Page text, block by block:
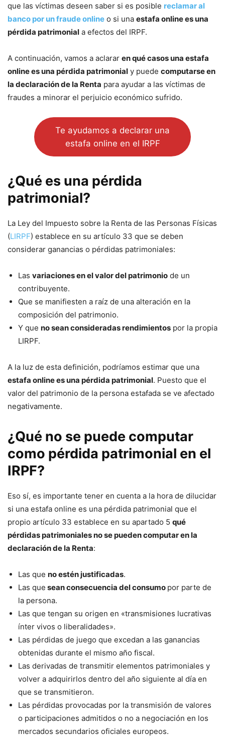
que las víctimas deseen saber si es posible reclamar al
banco por un fraude online o si una estafa online es una
pérdida patrimonial a efectos del IRPF.
A continuación, vamos a aclarar en qué casos una estafa
online es una pérdida patrimonial y puede computarse en
la declaración de la Renta para ayudar a las víctimas de
fraudes a minorar el perjuicio económico sufrido.
Te ayudamos a declarar una
estafa online en el IRPF
¿Qué es una pérdida
patrimonial?
La Ley del Impuesto sobre la Renta de las Personas Físicas
(LIRPF) establece en su artículo 33 que se deben
considerar ganancias o pérdidas patrimoniales:
Las variaciones en el valor del patrimonio de un
contribuyente.
Que se manifiesten a raíz de una alteración en la
composición del patrimonio.
Y que no sean consideradas rendimientos por la propia
LIRPF.
A la luz de esta definición, podríamos estimar que una
estafa online es una pérdida patrimonial. Puesto que el
valor del patrimonio de la persona estafada se ve afectado
negativamente.
¿Qué no se puede computar
como pérdida patrimonial en el
IRPF?
Eso sí, es importante tener en cuenta a la hora de dilucidar
si una estafa online es una pérdida patrimonial que el
propio artículo 33 establece en su apartado 5 qué
pérdidas patrimoniales no se pueden computar en la
declaración de la Renta:
Las que no estén justificadas.
Las que sean consecuencia del consumo por parte de
la persona.
Las que tengan su origen en «transmisiones lucrativas
ínter vivos o liberalidades».
Las pérdidas de juego que excedan a las ganancias
obtenidas durante el mismo año fiscal.
Las derivadas de transmitir elementos patrimoniales y
volver a adquirirlos dentro del año siguiente al día en
que se transmitieron.
Las pérdidas provocadas por la transmisión de valores
o participaciones admitidos o no a negociación en los
mercados secundarios oficiales europeos.